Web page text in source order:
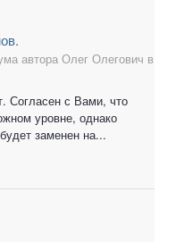
автора Олег Олегович в
Согласен с Вами, что
уровне, однако
заменен на...